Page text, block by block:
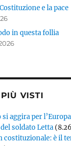
e la pace
in questa follia
VISTI
aggira per l’Europa
soldato Letta
costituzionale: è il